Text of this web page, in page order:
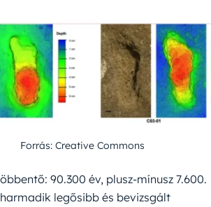
Forrás: Creative Commons
90.300 év, plusz-mínusz 7.600.
legősibb és bevizsgált